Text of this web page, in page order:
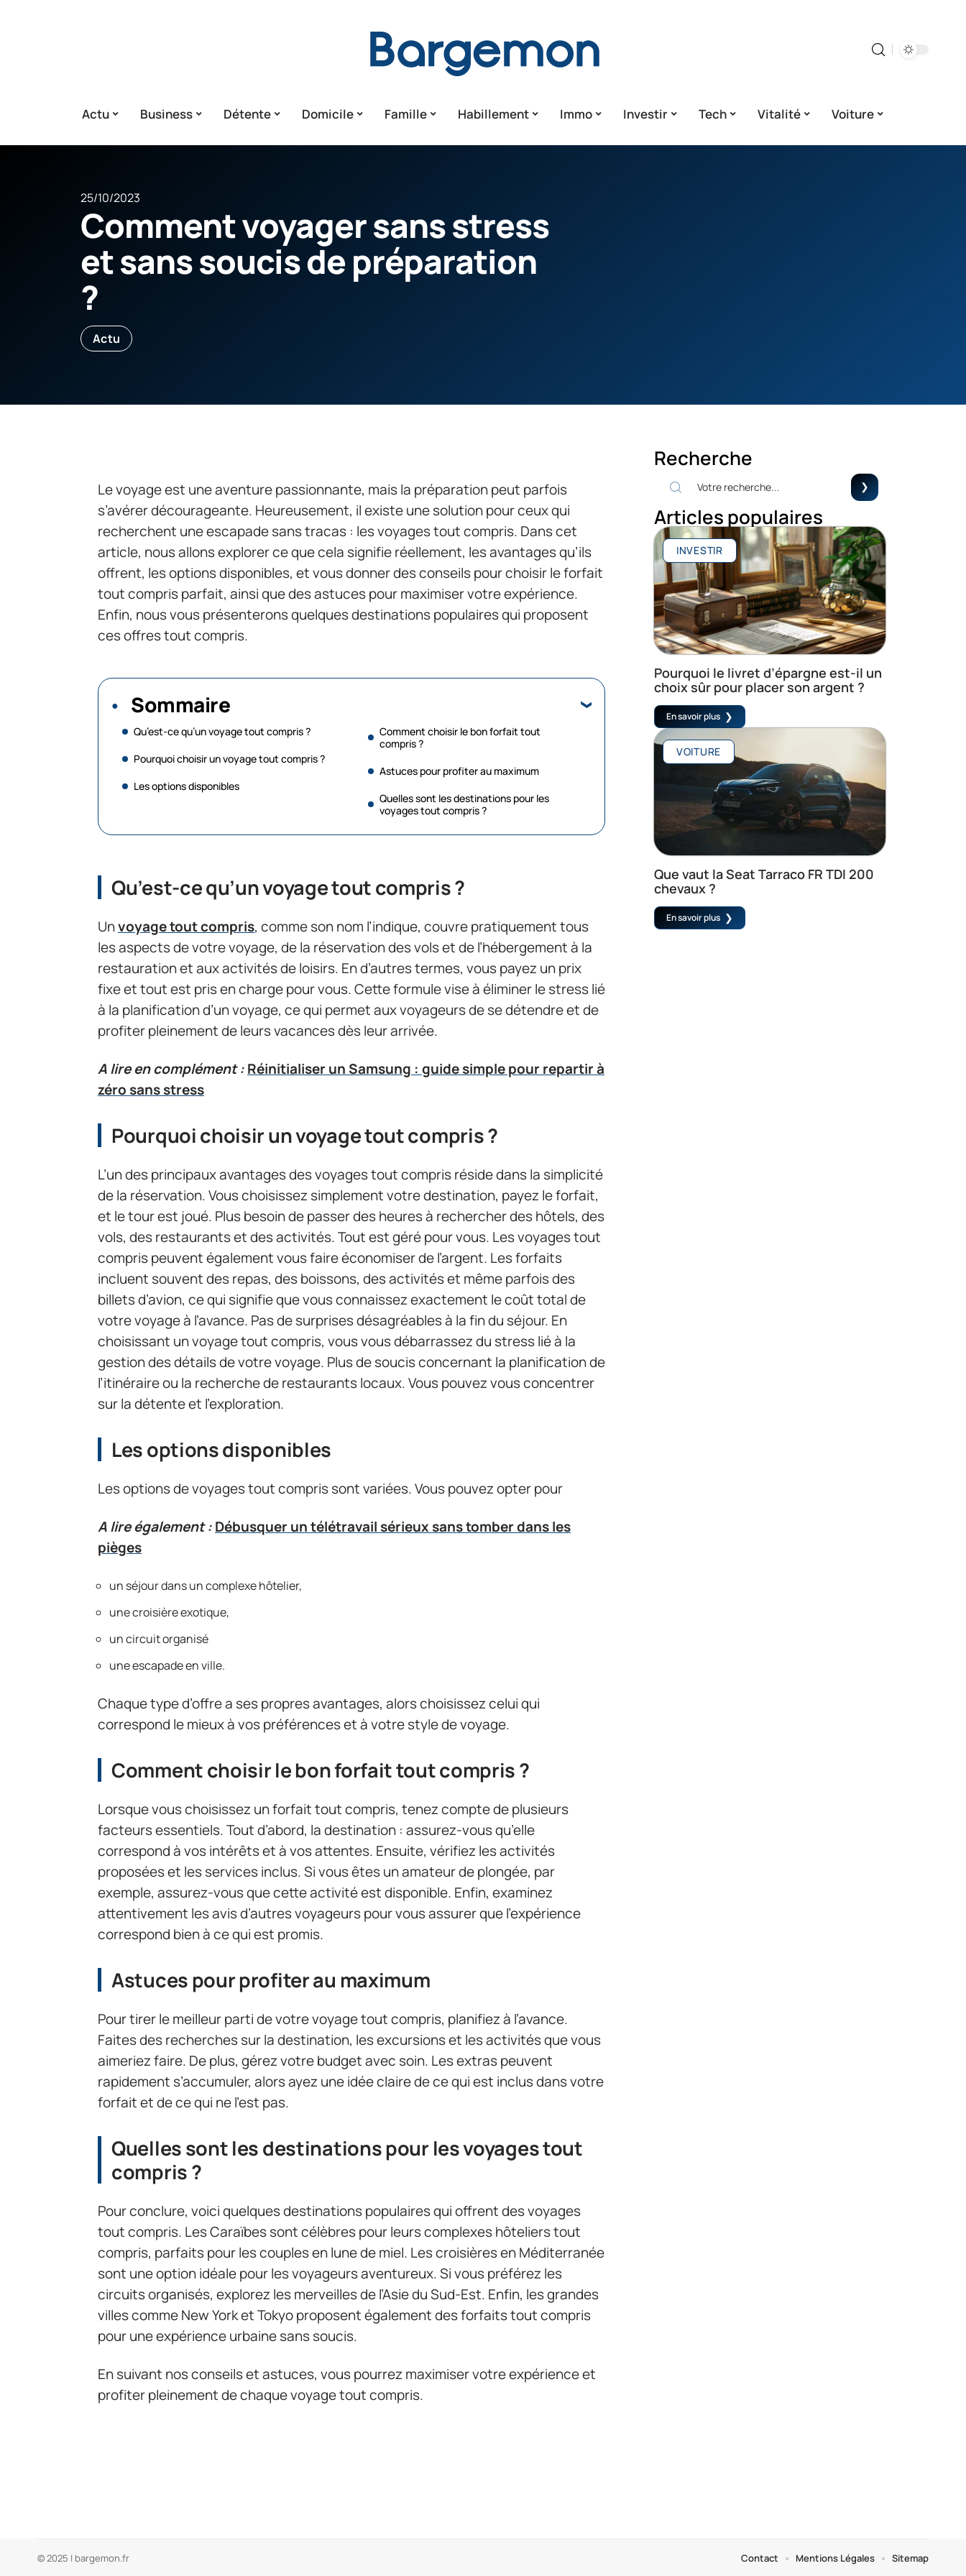
Actu Business Détente Domicile Famille Habillement Immo Investir Tech Vitalité Voiture
25/10/2023
Comment voyager sans stress
et sans soucis de préparation
?
Actu
Le voyage est une aventure passionnante, mais la préparation peut parfois
s’avérer décourageante. Heureusement, il existe une solution pour ceux qui
recherchent une escapade sans tracas : les voyages tout compris. Dans cet
article, nous allons explorer ce que cela signifie réellement, les avantages qu’ils
offrent, les options disponibles, et vous donner des conseils pour choisir le forfait
tout compris parfait, ainsi que des astuces pour maximiser votre expérience.
Enfin, nous vous présenterons quelques destinations populaires qui proposent
ces offres tout compris.
Sommaire
Qu’est-ce qu’un voyage tout compris ?
Pourquoi choisir un voyage tout compris ?
Les options disponibles
Comment choisir le bon forfait tout
compris ?
Astuces pour profiter au maximum
Quelles sont les destinations pour les
voyages tout compris ?
Qu’est-ce qu’un voyage tout compris ?
Unvoyage tout compris, comme son nom l’indique, couvre pratiquement tous
les aspects de votre voyage, de la réservation des vols et de l’hébergement à la
restauration et aux activités de loisirs. En d’autres termes, vous payez un prix
fixe et tout est pris en charge pour vous. Cette formule vise à éliminer le stress lié
à la planification d’un voyage, ce qui permet aux voyageurs de se détendre et de
profiter pleinement de leurs vacances dès leur arrivée.
A lire en complément :Réinitialiser un Samsung : guide simple pour repartir à
zéro sans stress
Pourquoi choisir un voyage tout compris ?
L’un des principaux avantages des voyages tout compris réside dans la simplicité
de la réservation. Vous choisissez simplement votre destination, payez le forfait,
et le tour est joué. Plus besoin de passer des heures à rechercher des hôtels, des
vols, des restaurants et des activités. Tout est géré pour vous. Les voyages tout
compris peuvent également vous faire économiser de l’argent. Les forfaits
incluent souvent des repas, des boissons, des activités et même parfois des
billets d’avion, ce qui signifie que vous connaissez exactement le coût total de
votre voyage à l’avance. Pas de surprises désagréables à la fin du séjour. En
choisissant un voyage tout compris, vous vous débarrassez du stress lié à la
gestion des détails de votre voyage. Plus de soucis concernant la planification de
l’itinéraire ou la recherche de restaurants locaux. Vous pouvez vous concentrer
sur la détente et l’exploration.
Les options disponibles
Les options de voyages tout compris sont variées. Vous pouvez opter pour
A lire également :Débusquer un télétravail sérieux sans tomber dans les
pièges
un séjour dans un complexe hôtelier,
une croisière exotique,
un circuit organisé
une escapade en ville.
Chaque type d’offre a ses propres avantages, alors choisissez celui qui
correspond le mieux à vos préférences et à votre style de voyage.
Comment choisir le bon forfait tout compris ?
Lorsque vous choisissez un forfait tout compris, tenez compte de plusieurs
facteurs essentiels. Tout d’abord, la destination : assurez-vous qu’elle
correspond à vos intérêts et à vos attentes. Ensuite, vérifiez les activités
proposées et les services inclus. Si vous êtes un amateur de plongée, par
exemple, assurez-vous que cette activité est disponible. Enfin, examinez
attentivement les avis d’autres voyageurs pour vous assurer que l’expérience
correspond bien à ce qui est promis.
Astuces pour profiter au maximum
Pour tirer le meilleur parti de votre voyage tout compris, planifiez à l’avance.
Faites des recherches sur la destination, les excursions et les activités que vous
aimeriez faire. De plus, gérez votre budget avec soin. Les extras peuvent
rapidement s’accumuler, alors ayez une idée claire de ce qui est inclus dans votre
forfait et de ce qui ne l’est pas.
Quelles sont les destinations pour les voyages tout
compris ?
Pour conclure, voici quelques destinations populaires qui offrent des voyages
tout compris. Les Caraïbes sont célèbres pour leurs complexes hôteliers tout
compris, parfaits pour les couples en lune de miel. Les croisières en Méditerranée
sont une option idéale pour les voyageurs aventureux. Si vous préférez les
circuits organisés, explorez les merveilles de l’Asie du Sud-Est. Enfin, les grandes
villes comme New York et Tokyo proposent également des forfaits tout compris
pour une expérience urbaine sans soucis.
En suivant nos conseils et astuces, vous pourrez maximiser votre expérience et
profiter pleinement de chaque voyage tout compris.
Recherche
Articles populaires
INVESTIR
Pourquoi le livret d’épargne est-il un
choix sûr pour placer son argent ?
En savoir plus
VOITURE
Que vaut la Seat Tarraco FR TDI 200
chevaux ?
En savoir plus
© 2025 | bargemon.fr Contact Mentions Légales Sitemap